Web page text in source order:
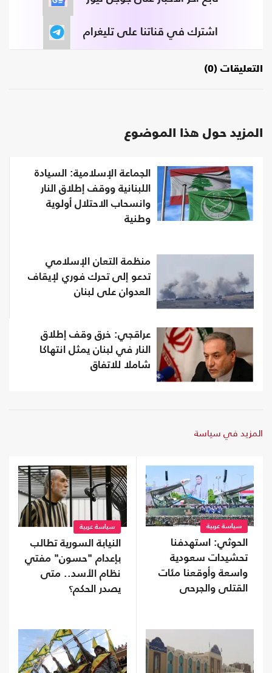
اشترك في قناتنا على تليغرام
التعليقات (0)
المزيد حول هذا الموضوع
الجماعة الإسلامية: السيادة
اللبنانية ووقف إطلاق النار
وانسحاب الاحتلال أولوية
وطنية
منظمة التعان الإسلامي
تدعو إلى تحرك فوري لإيقاف
العدوان على لبنان
عراقجي: خرق وقف إطلاق
النار في لبنان يمثل انتهاكا
شاملا للاتفاق
المزيد في سياسة
سياسة عربية
الحوثي: استهدفنا
تحشيدات سعودية
واسعة وأوقعنا مئات
القتلى والجرحى
سياسة عربية
النيابة السورية تطالب
بإعدام "حسون" مفتي
نظام الأسد.. متى
يصدر الحكم؟